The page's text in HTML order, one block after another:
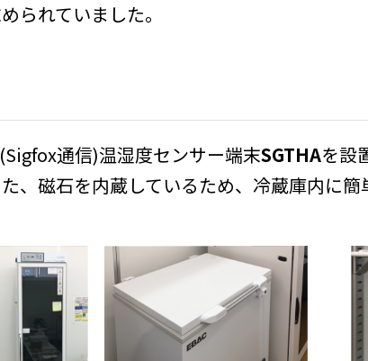
られていました。
通信)温湿度センサー端末SGTHAを設
、磁石を内蔵しているため、冷蔵庫内に簡